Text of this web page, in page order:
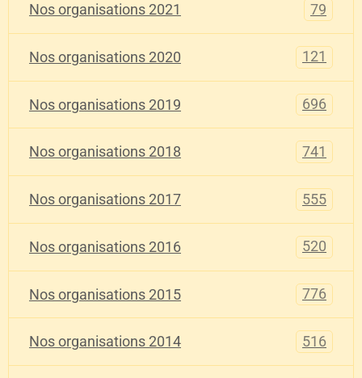
Nos organisations 2021 79
Nos organisations 2020 121
Nos organisations 2019 696
Nos organisations 2018 741
Nos organisations 2017 555
Nos organisations 2016 520
Nos organisations 2015 776
Nos organisations 2014 516